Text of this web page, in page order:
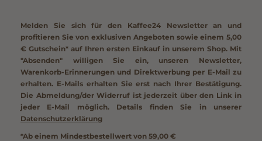
Melden Sie sich für den Kaffee24 Newsletter an und
profitieren Sie von exklusiven Angeboten sowie einem 5,00
€ Gutschein* auf Ihren ersten Einkauf in unserem Shop. Mit
"Absenden" willigen Sie ein, unseren Newsletter,
Warenkorb-Erinnerungen und Direktwerbung per E-Mail zu
erhalten. E-Mails erhalten Sie erst nach Ihrer Bestätigung.
Die Abmeldung/der Widerruf ist jederzeit über den Link in
jeder E-Mail möglich. Details finden Sie in unserer
Datenschutzerklärung
*Ab einem Mindestbestellwert von 59,00 €